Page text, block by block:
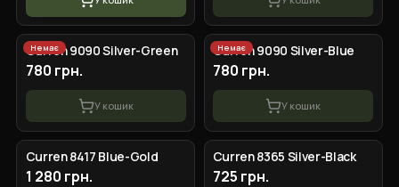
Немає
Curren 9090 Silver-Green
780 грн.
У кошик
Немає
Curren 9090 Silver-Blue
780 грн.
У кошик
Curren 8417 Blue-Gold
1 280 грн.
Curren 8365 Silver-Black
725 грн.